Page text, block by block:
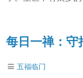
每日一禅：守
五福临门